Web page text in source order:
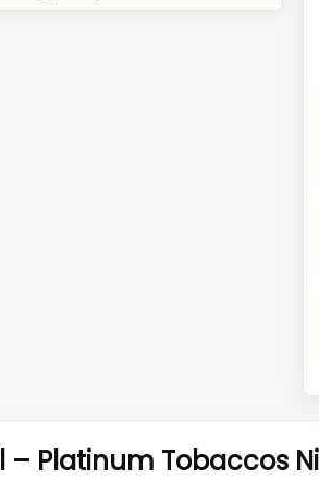
Platinum Tobaccos